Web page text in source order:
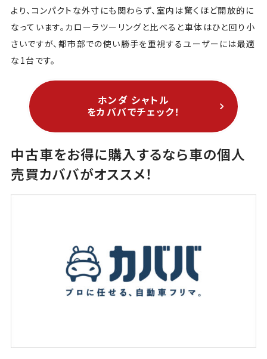
より、コンパクトな外寸にも関わらず、室内は驚くほど開放的に
なっています。カローラツーリングと比べると車体はひと回り小
さいですが、都市部での使い勝手を重視するユーザーには最適
な1台です。
ホンダ シャトル
をカババでチェック！
中古車をお得に購入するなら車の個人
売買カババがオススメ！